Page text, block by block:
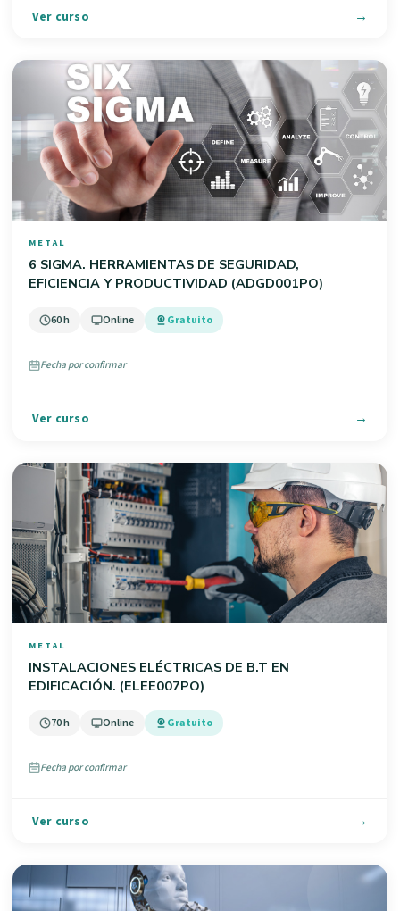
Ver curso
METAL
6 SIGMA. HERRAMIENTAS DE SEGURIDAD,
EFICIENCIA Y PRODUCTIVIDAD (ADGD001PO)
60 h Online Gratuito
Fecha por confirmar
Ver curso
METAL
INSTALACIONES ELÉCTRICAS DE B.T EN
EDIFICACIÓN. (ELEE007PO)
70 h Online Gratuito
Fecha por confirmar
Ver curso